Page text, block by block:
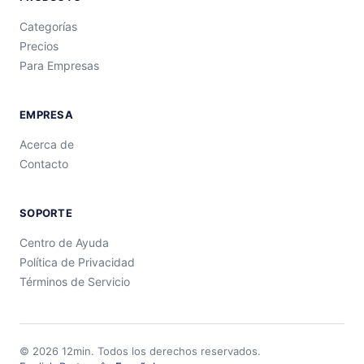
Categorías
Precios
Para Empresas
EMPRESA
Acerca de
Contacto
SOPORTE
Centro de Ayuda
Política de Privacidad
Términos de Servicio
© 2026 12min. Todos los derechos reservados.